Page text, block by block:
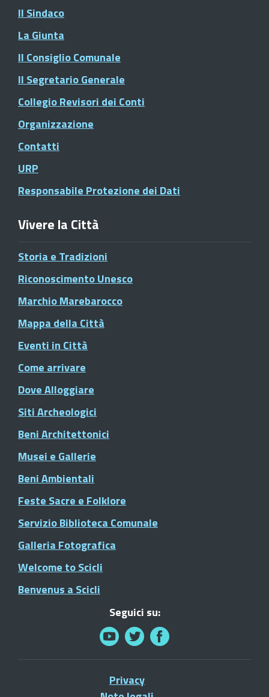
Il Sindaco
La Giunta
Il Consiglio Comunale
Il Segretario Generale
Collegio Revisori dei Conti
Organizzazione
Contatti
URP
Responsabile Protezione dei Dati
Vivere la Città
Storia e Tradizioni
Riconoscimento Unesco
Marchio Marebarocco
Mappa della Città
Eventi in Città
Come arrivare
Dove Alloggiare
Siti Archeologici
Beni Architettonici
Musei e Gallerie
Beni Ambientali
Feste Sacre e Folklore
Servizio Biblioteca Comunale
Galleria Fotografica
Welcome to Scicli
Benvenus a Scicli
Seguici su:
Privacy